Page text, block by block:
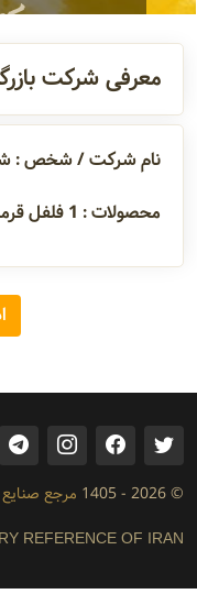
آدرس و
اطلاعات
تماس
مدیران و
شرکت
معرفی شرکت
نام شرکت / شخص :
محصولات : 1فلفل
© 2026 - 1405 مرجع صنایع
REFERENCE OF IRAN